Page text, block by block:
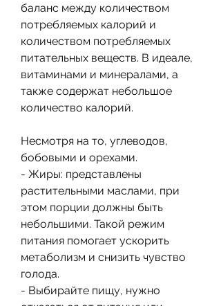
баланс между количеством
потребляемых калорий и
количеством потребляемых
питательных веществ. В идеале,
витаминами и минералами, а
также содержат небольшое
количество калорий.
Несмотря на то, углеводов,
бобовыми и орехами.
- Жиры: представлены
растительными маслами, при
этом порции должны быть
небольшими. Такой режим
питания помогает ускорить
метаболизм и снизить чувство
голода.
- Выбирайте пищу, нужно